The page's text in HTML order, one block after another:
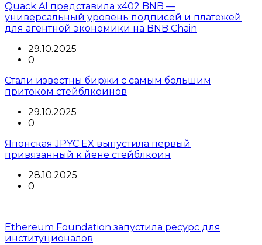
Quack AI представила x402 BNB —
универсальный уровень подписей и платежей
для агентной экономики на BNB Chain
29.10.2025
0
Стали известны биржи с самым большим
притоком стейблкоинов
29.10.2025
0
Японская JPYC EX выпустила первый
привязанный к йене стейблкоин
28.10.2025
0
Ethereum Foundation запустила ресурс для
институционалов